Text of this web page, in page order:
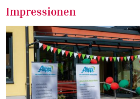
Impressionen